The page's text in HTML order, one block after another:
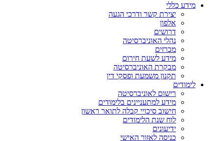
מידע כללי
יצירת קשר ודרכי הגעה
אלפון
דרושים
נהלי האוניברסיטה
מכרזים
מידע לשעת חירום
מבקרת האוניברסיטה
תקנון משמעת ופסקי דין
לימודים
רישום לאוניברסיטה
מידע למתעניינים בלימודים
חישוב סיכויי קבלה לתואר ראשון
לוח שנת הלימודים
ידיעונים
כניסה לאזור האישי